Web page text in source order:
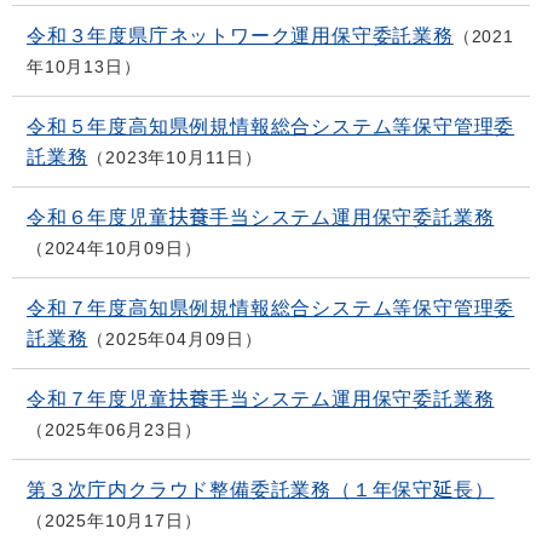
令和３年度県庁ネットワーク運用保守委託業務
2021
年10月13日
令和５年度高知県例規情報総合システム等保守管理委
託業務
2023年10月11日
令和６年度児童扶養手当システム運用保守委託業務
2024年10月09日
令和７年度高知県例規情報総合システム等保守管理委
託業務
2025年04月09日
令和７年度児童扶養手当システム運用保守委託業務
2025年06月23日
第３次庁内クラウド整備委託業務（１年保守延長）
2025年10月17日